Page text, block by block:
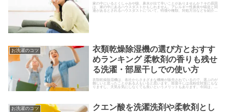
家の中にいるとくしゃみや咳、鼻水が出て辛いことがありませんか？その原因
は、家の中にあるハウスダストかもしれません。アレルギー性鼻炎や喘息と関
連があるとされるハウスダストについて、特徴や種類、対処方法などを紹介し
お洗濯のコツ
衣類乾燥除湿機の選び方とおすす
めランキング 柔軟剤の香りも残せ
る洗濯・部屋干しでの使い方
衣類乾燥除湿機は、各社からさまざまな機種が販売されているので、選ぶのが
難しいと思ったことがある人もいると思います。部屋干しは花粉症対策にもな
りますし、天気を気にしなくても良いというメリットもあります。今回は、お
お洗濯のコツ
クエン酸を洗濯洗剤や柔軟剤とし